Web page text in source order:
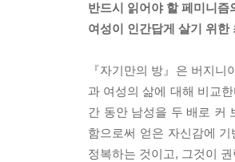
반드시 읽어야 할 페미니즘
여성이 인간답게 살기 위
『자기만의 방』은 버지
과 여성의 삶에 대해 비교
간 동안 남성을 두 배로 커
함으로써 얻은 자신감에
정복하는 것이고, 그것이